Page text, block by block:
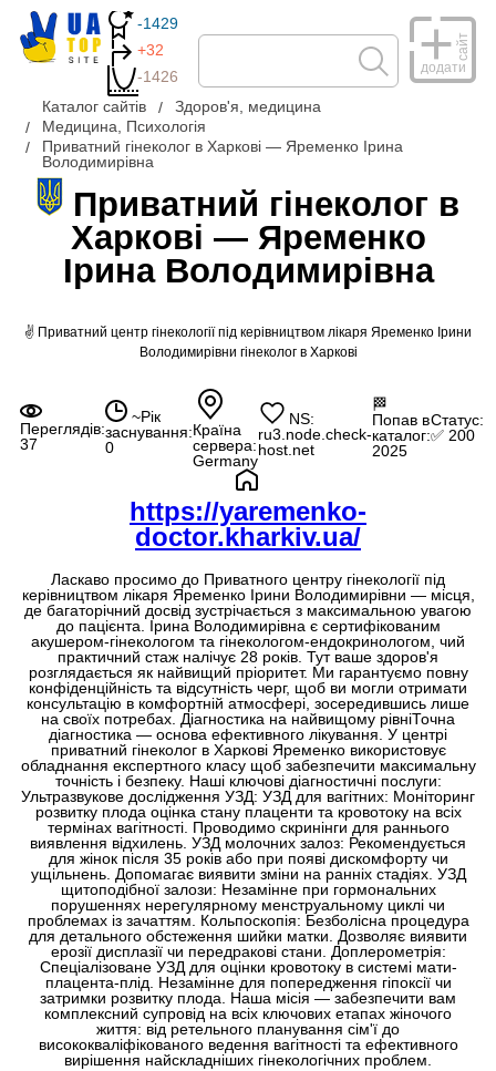
-1429
+32
-1426
додати
сайт
Каталог сайтів
Здоров'я, медицина
Медицина, Психологія
Приватний гінеколог в Харкові — Яременко Ірина
Володимирівна
Приватний гінеколог в
Харкові — Яременко
Ірина Володимирівна
✌ Приватний центр гінекології під керівництвом лікаря Яременко Ірини
Володимирівни гінеколог в Харкові
Переглядів:
37
~Рік
заснування:
0
Країна
сервера:
Germany
NS:
ru3.node.check-
host.net
🏁
Попав в
каталог:
2025
Статус:
✅ 200
https://yaremenko-
doctor.kharkiv.ua/
Ласкаво просимо до Приватного центру гінекології під
керівництвом лікаря Яременко Ірини Володимирівни — місця,
де багаторічний досвід зустрічається з максимальною увагою
до пацієнта. Ірина Володимирівна є сертифікованим
акушером-гінекологом та гінекологом-ендокринологом, чий
практичний стаж налічує 28 років. Тут ваше здоров'я
розглядається як найвищий пріоритет. Ми гарантуємо повну
конфіденційність та відсутність черг, щоб ви могли отримати
консультацію в комфортній атмосфері, зосередившись лише
на своїх потребах. Діагностика на найвищому рівніТочна
діагностика — основа ефективного лікування. У центрі
приватний гінеколог в Харкові Яременко використовує
обладнання експертного класу щоб забезпечити максимальну
точність і безпеку. Наші ключові діагностичні послуги:
Ультразвукове дослідження УЗД: УЗД для вагітних: Моніторинг
розвитку плода оцінка стану плаценти та кровотоку на всіх
термінах вагітності. Проводимо скринінги для раннього
виявлення відхилень. УЗД молочних залоз: Рекомендується
для жінок після 35 років або при появі дискомфорту чи
ущільнень. Допомагає виявити зміни на ранніх стадіях. УЗД
щитоподібної залози: Незамінне при гормональних
порушеннях нерегулярному менструальному циклі чи
проблемах із зачаттям. Кольпоскопія: Безболісна процедура
для детального обстеження шийки матки. Дозволяє виявити
ерозії дисплазії чи передракові стани. Доплерометрія:
Спеціалізоване УЗД для оцінки кровотоку в системі мати-
плацента-плід. Незамінне для попередження гіпоксії чи
затримки розвитку плода. Наша місія — забезпечити вам
комплексний супровід на всіх ключових етапах жіночого
життя: від ретельного планування сім'ї до
висококваліфікованого ведення вагітності та ефективного
вирішення найскладніших гінекологічних проблем.